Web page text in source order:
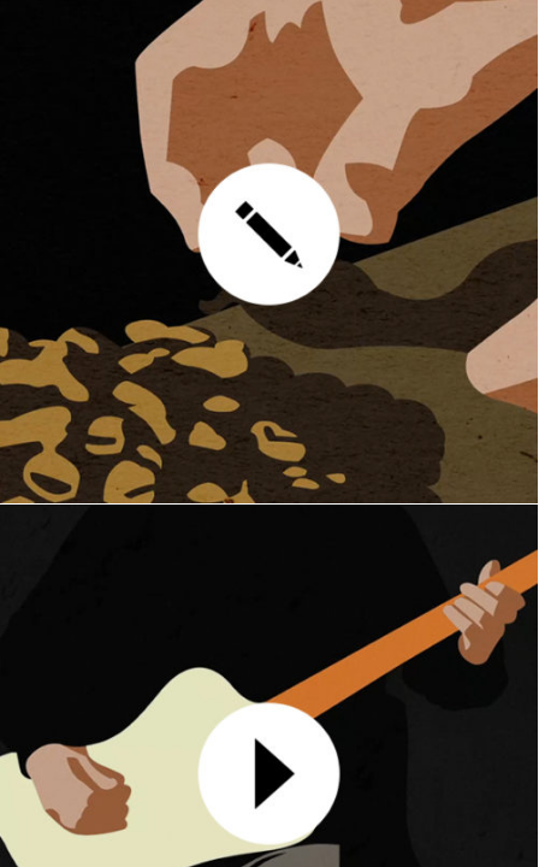
GRAPHISME
Zebra
MOTION DESIGN
Clip Zebra